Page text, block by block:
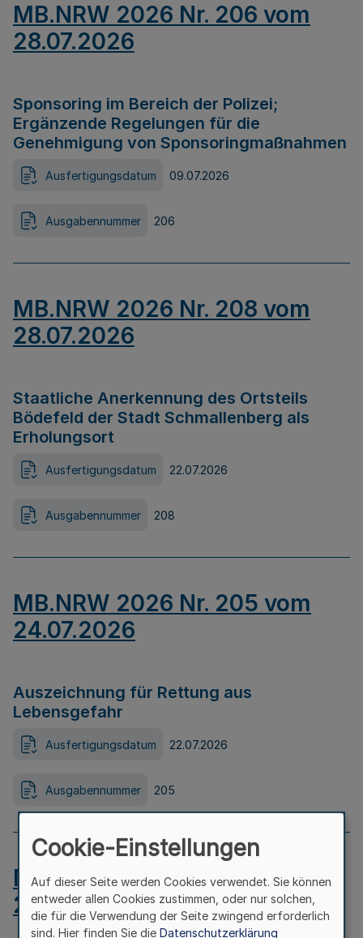
MB.NRW 2026 Nr. 206 vom
28.07.2026
Sponsoring im Bereich der Polizei;
Ergänzende Regelungen für die
Genehmigung von Sponsoringmaßnahmen
Ausfertigungsdatum 09.07.2026
Ausgabennummer 206
MB.NRW 2026 Nr. 208 vom
28.07.2026
Staatliche Anerkennung des Ortsteils
Bödefeld der Stadt Schmallenberg als
Erholungsort
Ausfertigungsdatum 22.07.2026
Ausgabennummer 208
MB.NRW 2026 Nr. 205 vom
24.07.2026
Auszeichnung für Rettung aus
Lebensgefahr
Ausfertigungsdatum 22.07.2026
Ausgabennummer 205
MB.NRW 2026 Nr. 204 vom
24.07.2026
Cookie-Einstellungen
Auf dieser Seite werden Cookies verwendet. Sie können
entweder allen Cookies zustimmen, oder nur solchen,
die für die Verwendung der Seite zwingend erforderlich
sind. Hier finden Sie die Datenschutzerklärung